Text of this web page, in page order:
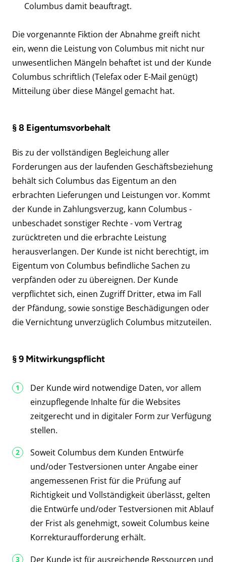
Columbus damit beauftragt.
Die vorgenannte Fiktion der Abnahme greift nicht
ein, wenn die Leistung von Columbus mit nicht nur
unwesentlichen Mängeln behaftet ist und der Kunde
Columbus schriftlich (Telefax oder E-Mail genügt)
Mitteilung über diese Mängel gemacht hat.
§ 8 Eigentumsvorbehalt
Bis zu der vollständigen Begleichung aller
Forderungen aus der laufenden Geschäftsbeziehung
behält sich Columbus das Eigentum an den
erbrachten Lieferungen und Leistungen vor. Kommt
der Kunde in Zahlungsverzug, kann Columbus -
unbeschadet sonstiger Rechte - vom Vertrag
zurücktreten und die erbrachte Leistung
herausverlangen. Der Kunde ist nicht berechtigt, im
Eigentum von Columbus befindliche Sachen zu
verpfänden oder zu übereignen. Der Kunde
verpflichtet sich, einen Zugriff Dritter, etwa im Fall
der Pfändung, sowie sonstige Beschädigungen oder
die Vernichtung unverzüglich Columbus mitzuteilen.
§ 9 Mitwirkungspflicht
Der Kunde wird notwendige Daten, vor allem
einzupflegende Inhalte für die Websites
zeitgerecht und in digitaler Form zur Verfügung
stellen.
Soweit Columbus dem Kunden Entwürfe
und/oder Testversionen unter Angabe einer
angemessenen Frist für die Prüfung auf
Richtigkeit und Vollständigkeit überlässt, gelten
die Entwürfe und/oder Testversionen mit Ablauf
der Frist als genehmigt, soweit Columbus keine
Korrekturaufforderung erhält.
Der Kunde ist für ausreichende Ressourcen und